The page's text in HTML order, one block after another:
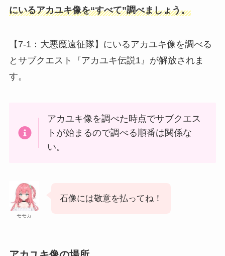
にいるアカユキ像を“すべて”調べましょう。
【7-1：大悪魔遠征隊】にいるアカユキ像を調べる
とサブクエスト『アカユキ伝説1』が解放されま
す。
アカユキ像を調べた時点でサブクエス
トが始まるので調べる順番は関係な
い。
モモカ
石像には敬意を払ってね！